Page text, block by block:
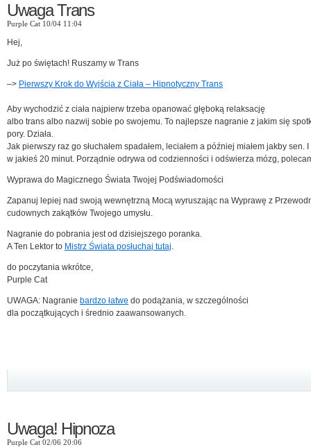
Uwaga Trans
Purple Cat 10/04 11:04
Hej,
Już po świętach! Ruszamy w Trans
–> Pierwszy Krok do Wyjścia z Ciała – Hipnotyczny Trans
Aby wychodzić z ciała najpierw trzeba opanować głęboką relaksację
albo trans albo nazwij sobie po swojemu. To najlepsze nagranie z jakim się
pory. Działa.
Jak pierwszy raz go słuchałem spadałem, leciałem a później miałem jakby sen.
w jakieś 20 minut. Porządnie odrywa od codzienności i odświerza mózg,
Wyprawa do Magicznego Świata Twojej Podświadomości
Zapanuj lepiej nad swoją wewnętrzną Mocą wyruszając na Wyprawę z
cudownych zakątków Twojego umysłu.
Nagranie do pobrania jest od dzisiejszego poranka.
A Ten Lektor to Mistrz Świata posłuchaj tutaj.
do poczytania wkrótce,
Purple Cat
UWAGA: Nagranie bardzo łatwe do podążania, w szczególności
dla początkujących i średnio zaawansowanych.
Uwaga! Hipnoza
Purple Cat 02/06 20:06